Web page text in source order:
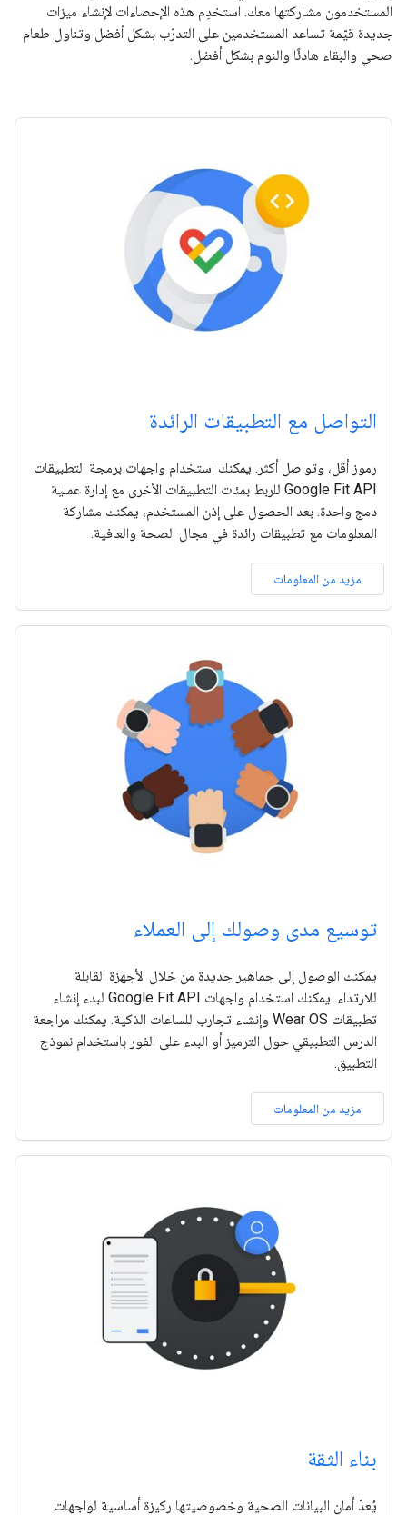
المستخدمون مشاركتها معك. استخدِم هذه الإحصاءات لإنشاء ميزات
جديدة قيّمة تساعد المستخدمين على التدرّب بشكل أفضل وتناول طعام
صحي والبقاء هادئًا والنوم بشكل أفضل.
التواصل مع التطبيقات الرائدة
رموز أقل، وتواصل أكثر. يمكنك استخدام واجهات برمجة التطبيقات
Google Fit API للربط بمئات التطبيقات الأخرى مع إدارة عملية
دمج واحدة. بعد الحصول على إذن المستخدم، يمكنك مشاركة
المعلومات مع تطبيقات رائدة في مجال الصحة والعافية.
مزيد من المعلومات
توسيع مدى وصولك إلى العملاء
يمكنك الوصول إلى جماهير جديدة من خلال الأجهزة القابلة
للارتداء. يمكنك استخدام واجهات Google Fit API لبدء إنشاء
تطبيقات Wear OS وإنشاء تجارب للساعات الذكية. يمكنك مراجعة
الدرس التطبيقي حول الترميز أو البدء على الفور باستخدام نموذج
التطبيق.
مزيد من المعلومات
بناء الثقة
يُعدّ أمان البيانات الصحية وخصوصيتها ركيزة أساسية لواجهات